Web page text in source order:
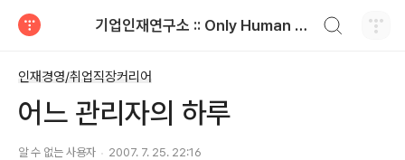
기업인재연구소 :: Only Human is the Answer
인재경영/취업직장커리어
어느 관리자의 하루
알 수 없는 사용자 2007. 7. 25. 22:16